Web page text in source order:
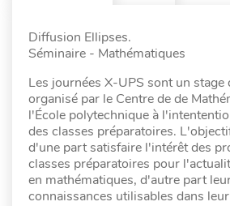
Diffusion Ellipses.
Séminaire - Mathématiques
Les journées X-UPS sont un stage
organisé par le Centre de de
l'École polytechnique à
des classes préparatoires.
d'une part satisfaire l'intérêt des
classes préparatoires pour
en mathématiques, d'autre part
connaissances utilisables dans